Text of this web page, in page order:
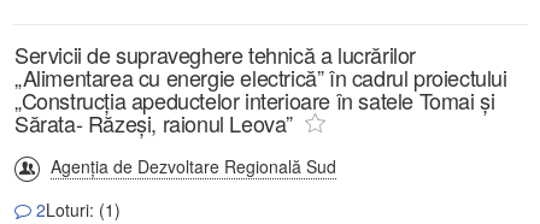
Servicii de supraveghere tehnică a lucrărilor
„Alimentarea cu energie electrică” în cadrul proiectului
„Construcția apeductelor interioare în satele Tomai și
Sărata- Răzeși, raionul Leova”
Agenția de Dezvoltare Regională Sud
2Loturi: (1)